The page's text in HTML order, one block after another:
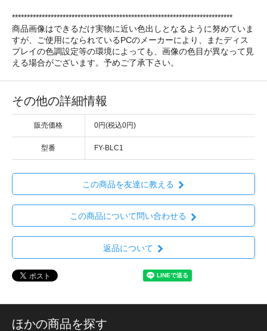
**************************************************************************
商品画像はできるだけ実物に近い色出しとなるように努めていま
すが、ご使用になられているPCのメーカーにより、またディス
プレイの色調設定等の環境によっても、画像の色目が異なって見
える場合がございます。予めご了承下さい。
その他の詳細情報
販売価格 0円(税込0円)
型番 FY-BLC1
この商品を友達に教える
この商品について問い合わせる
返品について
ほかの商品を探す